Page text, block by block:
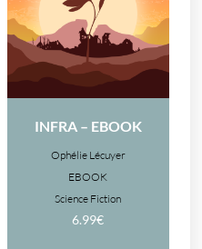
INFRA – EBOOK
Ophélie Lécuyer
EBOOK
Science Fiction
6.99€